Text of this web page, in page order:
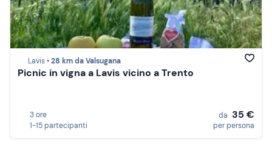
Lavis •28 km da Valsugana
Picnic in vigna a Lavis vicino a Trento
3 ore
1-15 partecipanti
da 35 €
per persona